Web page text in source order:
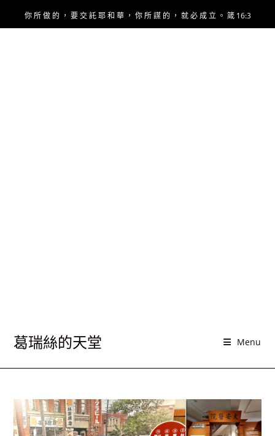
你 所 做 的 ， 要 交 託 耶 和 華 ， 你 所 謀 的 ， 就 必 成 立 。 箴 16:3
葛瑞絲的天堂 Menu